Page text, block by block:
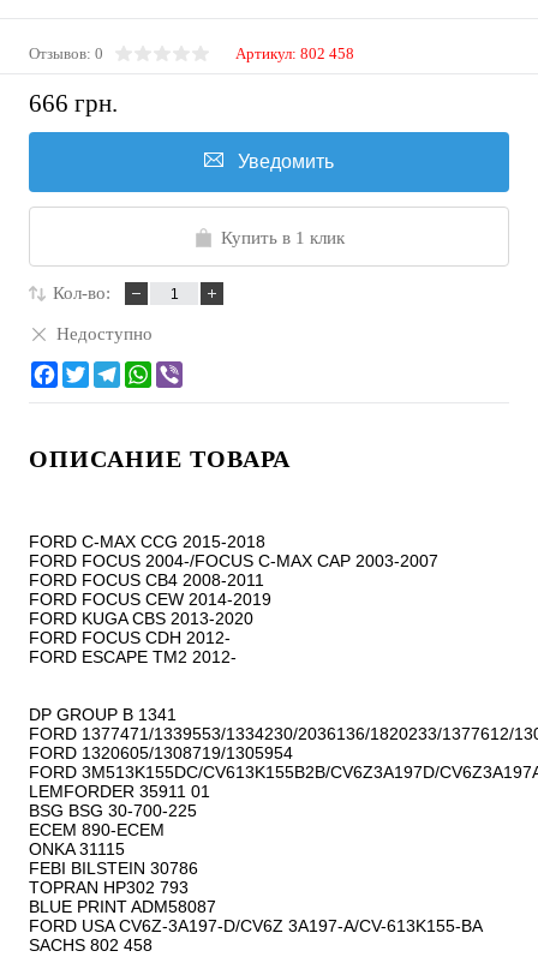
Отзывов: 0 Артикул: 802 458
666 грн.
Уведомить
Купить в 1 клик
Кол-во:
Недоступно
ОПИСАНИЕ ТОВАРА
FORD C-MAX CCG 2015-2018
FORD FOCUS 2004-/FOCUS C-MAX CAP 2003-2007
FORD FOCUS CB4 2008-2011
FORD FOCUS CEW 2014-2019
FORD KUGA CBS 2013-2020
FORD FOCUS CDH 2012-
FORD ESCAPE TM2 2012-
DP GROUP B 1341
FORD 1377471/1339553/1334230/2036136/1820233/1377612/
FORD 1320605/1308719/1305954
FORD 3M513K155DC/CV613K155B2B/CV6Z3A197D/
LEMFORDER 35911 01
BSG BSG 30-700-225
ECEM 890-ECEM
ONKA 31115
FEBI BILSTEIN 30786
TOPRAN HP302 793
BLUE PRINT ADM58087
FORD USA CV6Z-3A197-D/CV6Z 3A197-A/CV-613K155-BA
SACHS 802 458